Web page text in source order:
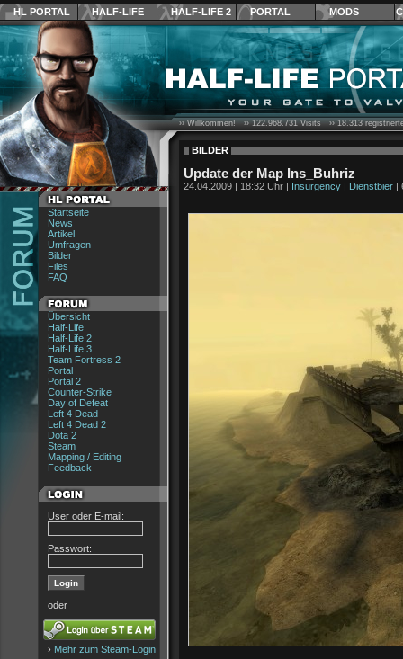
HL PORTAL HALF-LIFE HALF-LIFE 2 PORTAL MODS
Startseite
News
Artikel
Umfragen
Bilder
Files
FAQ
Übersicht
Half-Life
Half-Life 2
Half-Life 3
Team Fortress 2
Portal
Portal 2
Counter-Strike
Day of Defeat
Left 4 Dead
Left 4 Dead 2
Dota 2
Steam
Mapping / Editing
Feedback
User oder E-mail:
Passwort:
oder
› Mehr zum Steam-Login
›› Willkommen! ››122.968.731Visits ››18.313
BILDER
Update der Map Ins_Buhriz
24.04.2009 | 18:32 Uhr | Insurgency | Dienstbier |